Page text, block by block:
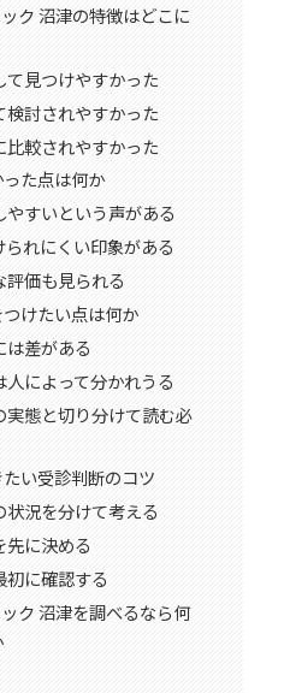
ク 沼津の特徴はどこに
見つけやすかった
討されやすかった
較されやすかった
た点は何か
すいという声がある
れにくい印象がある
価も見られる
けたい点は何か
は差がある
によって分かれうる
実態と切り分けて読む必
い受診判断のコツ
況を分けて考える
先に決める
に確認する
ク 沼津を調べるなら何